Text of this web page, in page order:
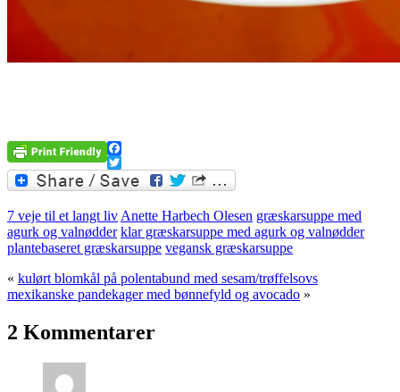
Facebook
Twitter
7 veje til et langt liv Anette Harbech Olesen græskarsuppe med
agurk og valnødder klar græskarsuppe med agurk og valnødder
plantebaseret græskarsuppe vegansk græskarsuppe
« kulørt blomkål på polentabund med sesam/trøffelsovs
mexikanske pandekager med bønnefyld og avocado »
2 Kommentarer